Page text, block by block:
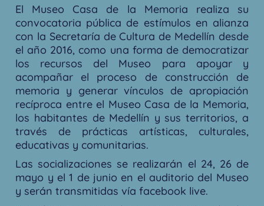
El Museo Casa de la Memoria realiza su
convocatoria pública de estímulos en alianza
con la Secretaría de Cultura de Medellín desde
el año 2016, como una forma de democratizar
los recursos del Museo para apoyar y
acompañar el proceso de construcción de
memoria y generar vínculos de apropiación
recíproca entre el Museo Casa de la Memoria,
los habitantes de Medellín y sus territorios, a
través de prácticas artísticas, culturales,
educativas y comunitarias.
Las socializaciones se realizarán el 24, 26 de
mayo y el 1 de junio en el auditorio del Museo
y serán transmitidas vía facebook live.